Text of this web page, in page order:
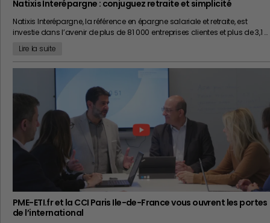
Natixis Interépargne : conjuguez retraite et simplicité
Natixis Interépargne, la référence en épargne salariale et retraite, est
investie dans l’avenir de plus de 81 000 entreprises clientes et plus de 3,1 …
Lire la suite
PME-ETI.fr et la CCI Paris Ile-de-France vous ouvrent les portes
de l’international